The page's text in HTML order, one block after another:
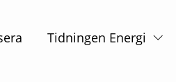
Tidningen Energi